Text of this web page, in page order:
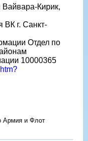
Вайвара-Кирик,
ВК г. Санкт-
Отдел по
10000365
Армия и Флот